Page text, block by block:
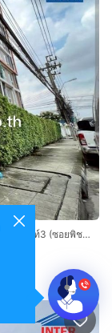
คอนโดมิเนียม 24.84 ตร.ม. บัดเจทคอนโด ติวานนท์ ซอยติวานนท์3 (ซอยพิชยนันท์1) ถนนพระราม5 ถนนติวานนท์ ถนนประชาราษฏร์ เมืองนนทบุรี นนทบุรี